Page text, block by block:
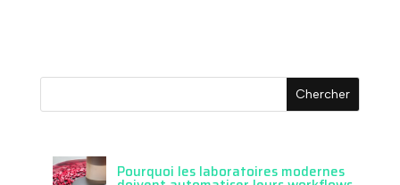
Pourquoi les laboratoires modernes